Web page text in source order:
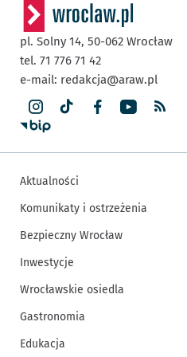
pl. Solny 14, 50-062 Wrocław
tel. 71 776 71 42
e-mail: redakcja@araw.pl
Aktualności
Komunikaty i ostrzeżenia
Bezpieczny Wrocław
Inwestycje
Wrocławskie osiedla
Gastronomia
Edukacja